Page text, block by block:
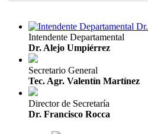
Intendente Departamental
Dr. Alejo Umpiérrez
Secretario General
Tec. Agr. Valentín Martínez
Director de Secretaría
Dr. Francisco Rocca